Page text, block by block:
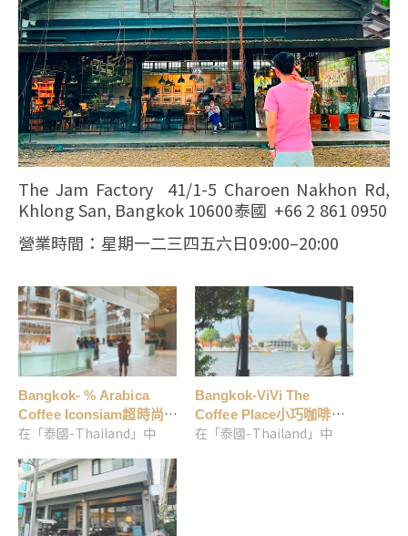
The Jam Factory 41/1-5 Charoen Nakhon Rd,
Khlong San, Bangkok 10600泰國 +66 2 861 0950
營業時間：星期一二三四五六日09:00–20:00
Bangkok- % Arabica
Coffee Iconsiam超時尚
咖啡最華麗shopping
在「泰國-Thailand」中
Bangkok-ViVi The
Coffee Place小巧咖啡館
坐擁昭披耶河與鄭王廟景
在「泰國-Thailand」中